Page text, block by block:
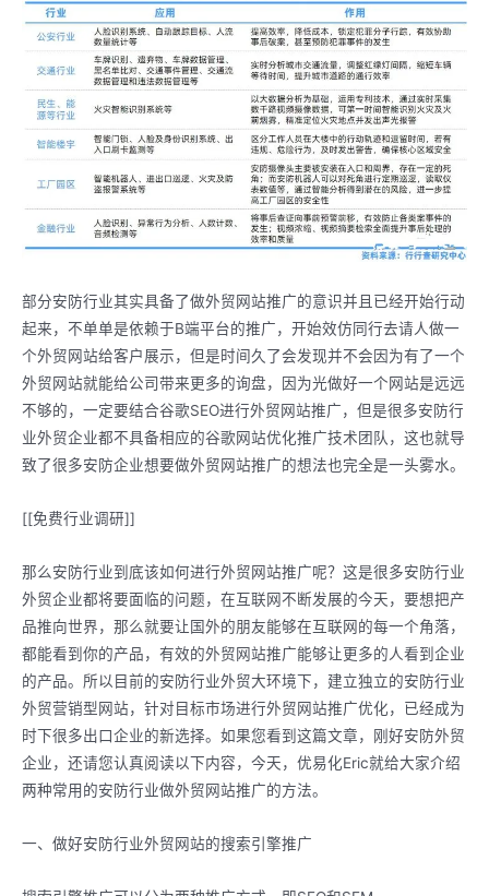
部分安防行业其实具备了做外贸网站推广的意识并且已经开始行动
起来，不单单是依赖于B端平台的推广，开始效仿同行去请人做一
个外贸网站给客户展示，但是时间久了会发现并不会因为有了一个
外贸网站就能给公司带来更多的询盘，因为光做好一个网站是远远
不够的，一定要结合谷歌SEO进行外贸网站推广，但是很多安防行
业外贸企业都不具备相应的谷歌网站优化推广技术团队，这也就导
致了很多安防企业想要做外贸网站推广的想法也完全是一头雾水。
[[免费行业调研]]
那么安防行业到底该如何进行外贸网站推广呢？这是很多安防行业
外贸企业都将要面临的问题，在互联网不断发展的今天，要想把产
品推向世界，那么就要让国外的朋友能够在互联网的每一个角落，
都能看到你的产品，有效的外贸网站推广能够让更多的人看到企业
的产品。所以目前的安防行业外贸大环境下，建立独立的安防行业
外贸营销型网站，针对目标市场进行外贸网站推广优化，已经成为
时下很多出口企业的新选择。如果您看到这篇文章，刚好安防外贸
企业，还请您认真阅读以下内容，今天，优易化Eric就给大家介绍
两种常用的安防行业做外贸网站推广的方法。
一、做好安防行业外贸网站的搜索引擎推广